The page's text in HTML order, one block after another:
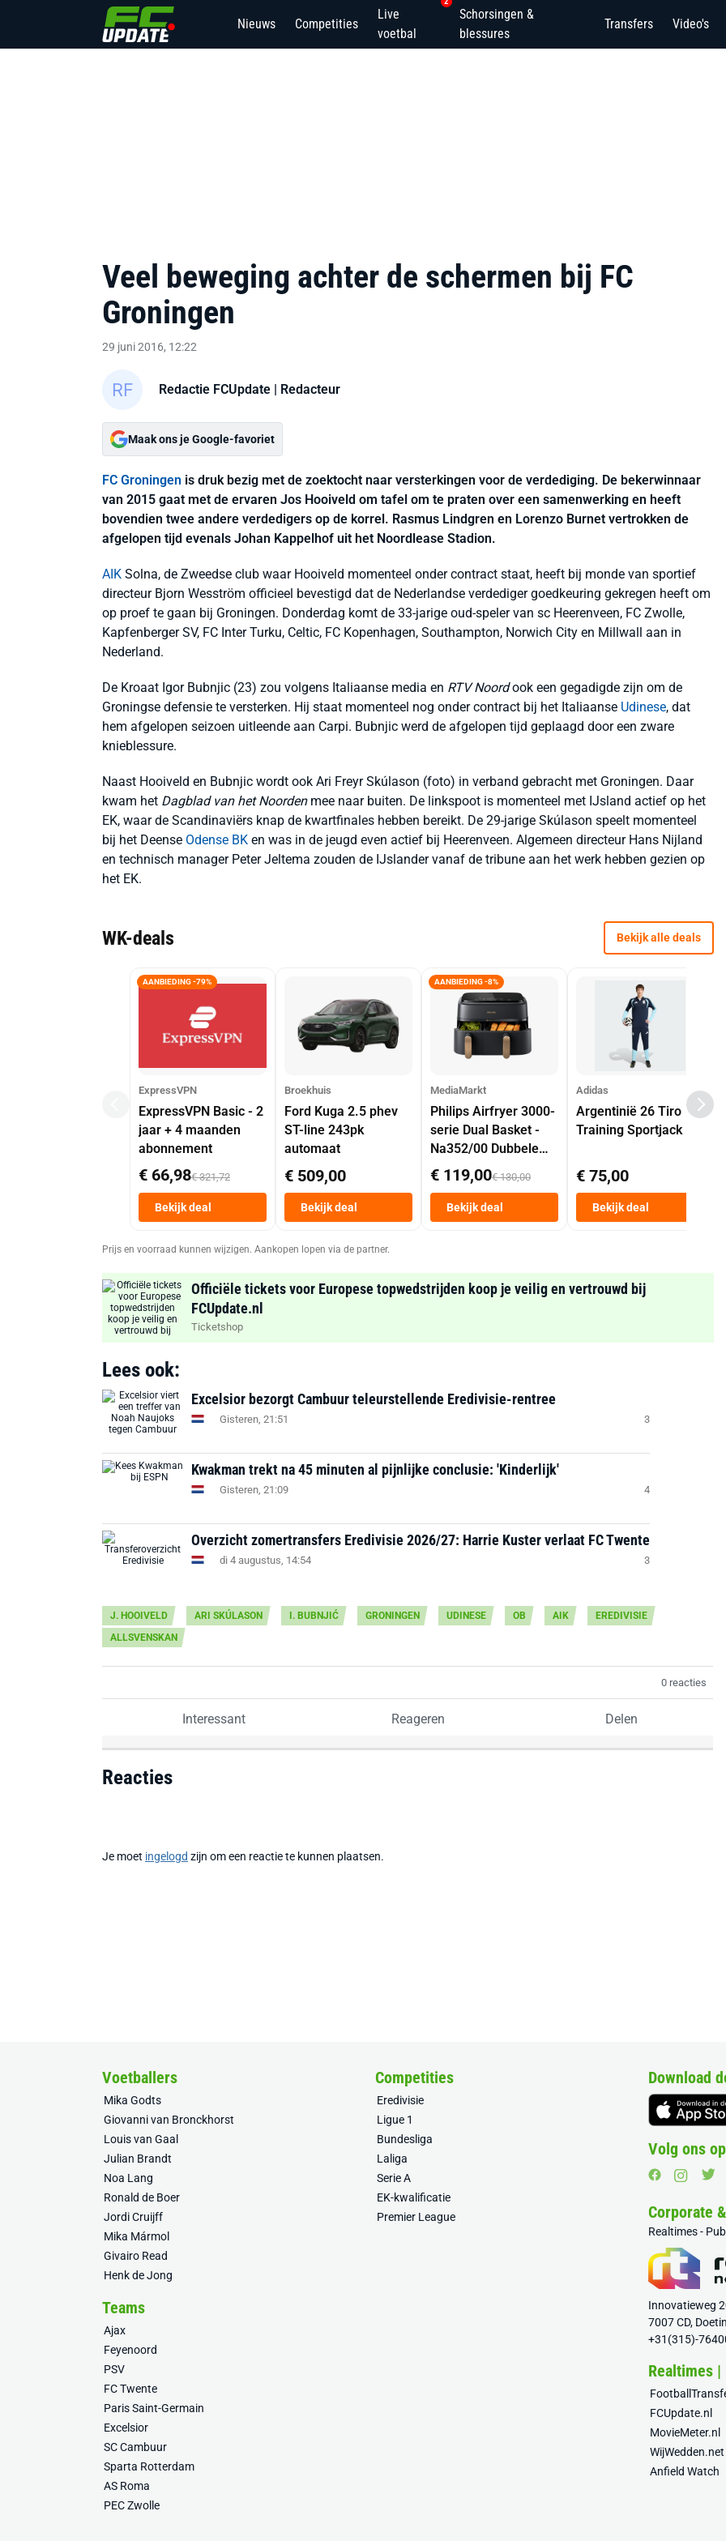
Nieuws Competities
Live
voetbal
Schorsingen &
blessures
Transfers Video's
Veel beweging achter de schermen bij FC
Groningen
29 juni 2016, 12:22
Redactie FCUpdate | Redacteur
Maak ons je Google-favoriet
FC Groningen is druk bezig met de zoektocht naar versterkingen voor de verdediging. De bekerwinnaar
van 2015 gaat met de ervaren Jos Hooiveld om tafel om te praten over een samenwerking en heeft
bovendien twee andere verdedigers op de korrel. Rasmus Lindgren en Lorenzo Burnet vertrokken de
afgelopen tijd evenals Johan Kappelhof uit het Noordlease Stadion.
AIK Solna, de Zweedse club waar Hooiveld momenteel onder contract staat, heeft bij monde van sportief
directeur Bjorn Wesström officieel bevestigd dat de Nederlandse verdediger goedkeuring gekregen heeft om
op proef te gaan bij Groningen. Donderdag komt de 33-jarige oud-speler van sc Heerenveen, FC Zwolle,
Kapfenberger SV, FC Inter Turku, Celtic, FC Kopenhagen, Southampton, Norwich City en Millwall aan in
Nederland.
De Kroaat Igor Bubnjic (23) zou volgens Italiaanse media en RTV Noordook een gegadigde zijn om de
Groningse defensie te versterken. Hij staat momenteel nog onder contract bij het Italiaanse Udinese, dat
hem afgelopen seizoen uitleende aan Carpi. Bubnjic werd de afgelopen tijd geplaagd door een zware
knieblessure.
Naast Hooiveld en Bubnjic wordt ook Ari Freyr Skúlason (foto) in verband gebracht met Groningen. Daar
kwam het Dagblad van het Noordenmee naar buiten. De linkspoot is momenteel met IJsland actief op het
EK, waar de Scandinaviërs knap de kwartfinales hebben bereikt. De 29-jarige Skúlason speelt momenteel
bij het Deense Odense BK en was in de jeugd even actief bij Heerenveen. Algemeen directeur Hans Nijland
en technisch manager Peter Jeltema zouden de IJslander vanaf de tribune aan het werk hebben gezien op
het EK.
WK-deals Bekijk alle deals
AANBIEDING -79%
ExpressVPN
ExpressVPN Basic - 2
jaar + 4 maanden
abonnement
€ 66,98€ 321,72
Bekijk deal
Broekhuis
Ford Kuga 2.5 phev
ST-line 243pk
automaat
€ 509,00
Bekijk deal
AANBIEDING -8%
MediaMarkt
Philips Airfryer 3000-
serie Dual Basket -
Na352/00 Dubbele
Mand 9 L Tot 6
Personen
Heteluchtfriteuse
Zwart
€ 119,00€ 130,00
Bekijk deal
Adidas
Argentinië 26 Tiro
Training Sportjack
€ 75,00
Bekijk deal
Prijs en voorraad kunnen wijzigen. Aankopen lopen via de partner.
Officiële tickets voor Europese topwedstrijden koop je veilig en vertrouwd bij
FCUpdate.nl
Ticketshop
Lees ook:
Excelsior bezorgt Cambuur teleurstellende Eredivisie-rentree
Gisteren, 21:51 3
Kwakman trekt na 45 minuten al pijnlijke conclusie: 'Kinderlijk'
Gisteren, 21:09 4
Overzicht zomertransfers Eredivisie 2026/27: Harrie Kuster verlaat FC Twente
di 4 augustus, 14:54 3
J. HOOIVELD ARI SKÚLASON I. BUBNJIĆ GRONINGEN UDINESE OB AIK
EREDIVISIE
ALLSVENSKAN
0 reacties
Interessant Reageren Delen
Reacties
Je moet ingelogd zijn om een reactie te kunnen plaatsen.
Voetballers
Mika Godts
Giovanni van Bronckhorst
Louis van Gaal
Julian Brandt
Noa Lang
Ronald de Boer
Jordi Cruijff
Mika Mármol
Givairo Read
Henk de Jong
Competities
Eredivisie
Ligue 1
Bundesliga
Laliga
Serie A
EK-kwalificatie
Premier League
Teams
Ajax
Feyenoord
PSV
FC Twente
Paris Saint-Germain
Excelsior
SC Cambuur
Sparta Rotterdam
AS Roma
PEC Zwolle
Download
Volg ons
Corporate
Realtimes -
Innovatieweg
7007 CD,
+31(315)-
Realtimes
FCUpdate.nl
MovieMeter.nl
WijWedden.net
Anfield Watch